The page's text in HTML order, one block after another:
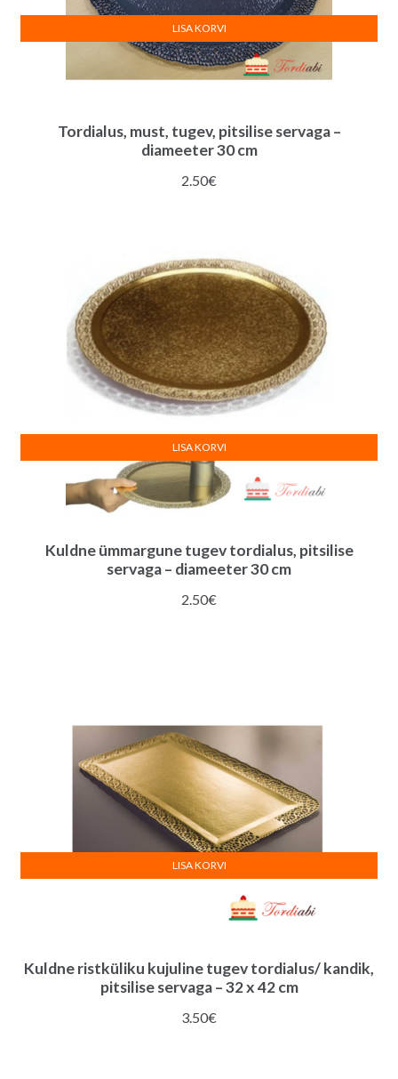
Tordialus, must, tugev, pitsilise servaga –
diameeter 30 cm
2.50€
LISA KORVI
Kuldne ümmargune tugev tordialus, pitsilise
servaga – diameeter 30 cm
2.50€
LISA KORVI
Kuldne ristküliku kujuline tugev tordialus/ kandik,
pitsilise servaga – 32 x 42 cm
3.50€
LISA KORVI